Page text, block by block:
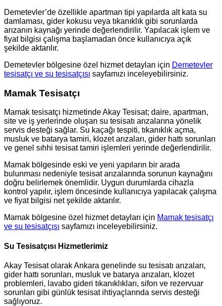
Demetevler’de özellikle apartman tipi yapılarda alt kata su
damlaması, gider kokusu veya tıkanıklık gibi sorunlarda
arızanın kaynağı yerinde değerlendirilir. Yapılacak işlem ve
fiyat bilgisi çalışma başlamadan önce kullanıcıya açık
şekilde aktarılır.
Demetevler bölgesine özel hizmet detayları için Demetevler
tesisatçı ve su tesisatçısı sayfamızı inceleyebilirsiniz.
Mamak Tesisatçı
Mamak tesisatçı hizmetinde Akay Tesisat; daire, apartman,
site ve iş yerlerinde oluşan su tesisatı arızalarına yönelik
servis desteği sağlar. Su kaçağı tespiti, tıkanıklık açma,
musluk ve batarya tamiri, klozet arızaları, gider hattı sorunları
ve genel sıhhi tesisat tamiri işlemleri yerinde değerlendirilir.
Mamak bölgesinde eski ve yeni yapıların bir arada
bulunması nedeniyle tesisat arızalarında sorunun kaynağını
doğru belirlemek önemlidir. Uygun durumlarda cihazla
kontrol yapılır, işlem öncesinde kullanıcıya yapılacak çalışma
ve fiyat bilgisi net şekilde aktarılır.
Mamak bölgesine özel hizmet detayları için Mamak tesisatçı
ve su tesisatçısı sayfamızı inceleyebilirsiniz.
Su Tesisatçısı Hizmetlerimiz
Akay Tesisat olarak Ankara genelinde su tesisatı arızaları,
gider hattı sorunları, musluk ve batarya arızaları, klozet
problemleri, lavabo gideri tıkanıklıkları, sifon ve rezervuar
sorunları gibi günlük tesisat ihtiyaçlarında servis desteği
sağlıyoruz.